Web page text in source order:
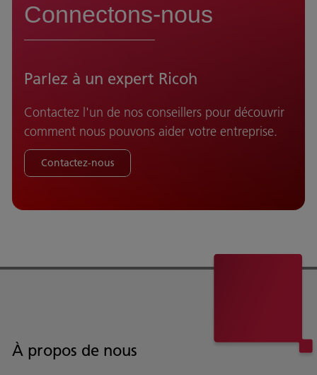
Connectons-nous
Parlez à un expert Ricoh
Contactez l'un de nos conseillers pour découvrir
comment nous pouvons aider votre entreprise.
Contactez-nous
À propos de nous